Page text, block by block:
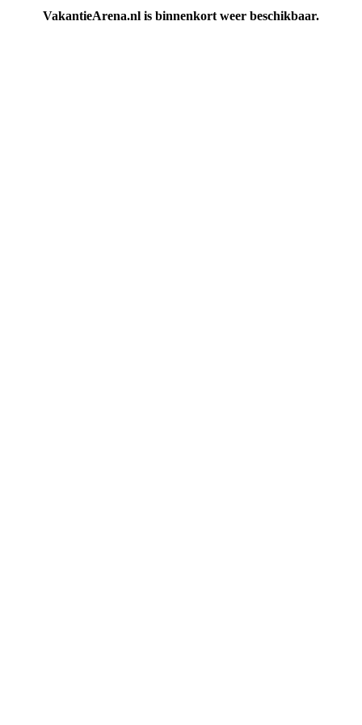
VakantieArena.nl is binnenkort weer beschikbaar.